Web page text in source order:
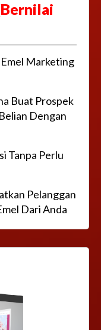
Marketing
Buat Prospek
Dengan
Tanpa Perlu
Pelanggan
Dari Anda